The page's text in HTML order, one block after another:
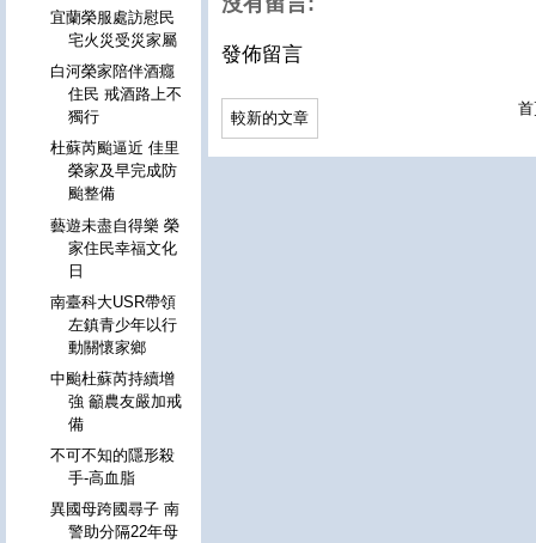
發佈留言
較新的文章
宜蘭榮服處訪慰民
宅火災受災家屬
白河榮家陪伴酒癮
住民 戒酒路上不
獨行
杜蘇芮颱逼近 佳里
榮家及早完成防
颱整備
藝遊未盡自得樂 榮
家住民幸福文化
日
南臺科大USR帶領
左鎮青少年以行
動關懷家鄉
中颱杜蘇芮持續增
強 籲農友嚴加戒
備
不可不知的隱形殺
手-高血脂
異國母跨國尋子 南
警助分隔22年母